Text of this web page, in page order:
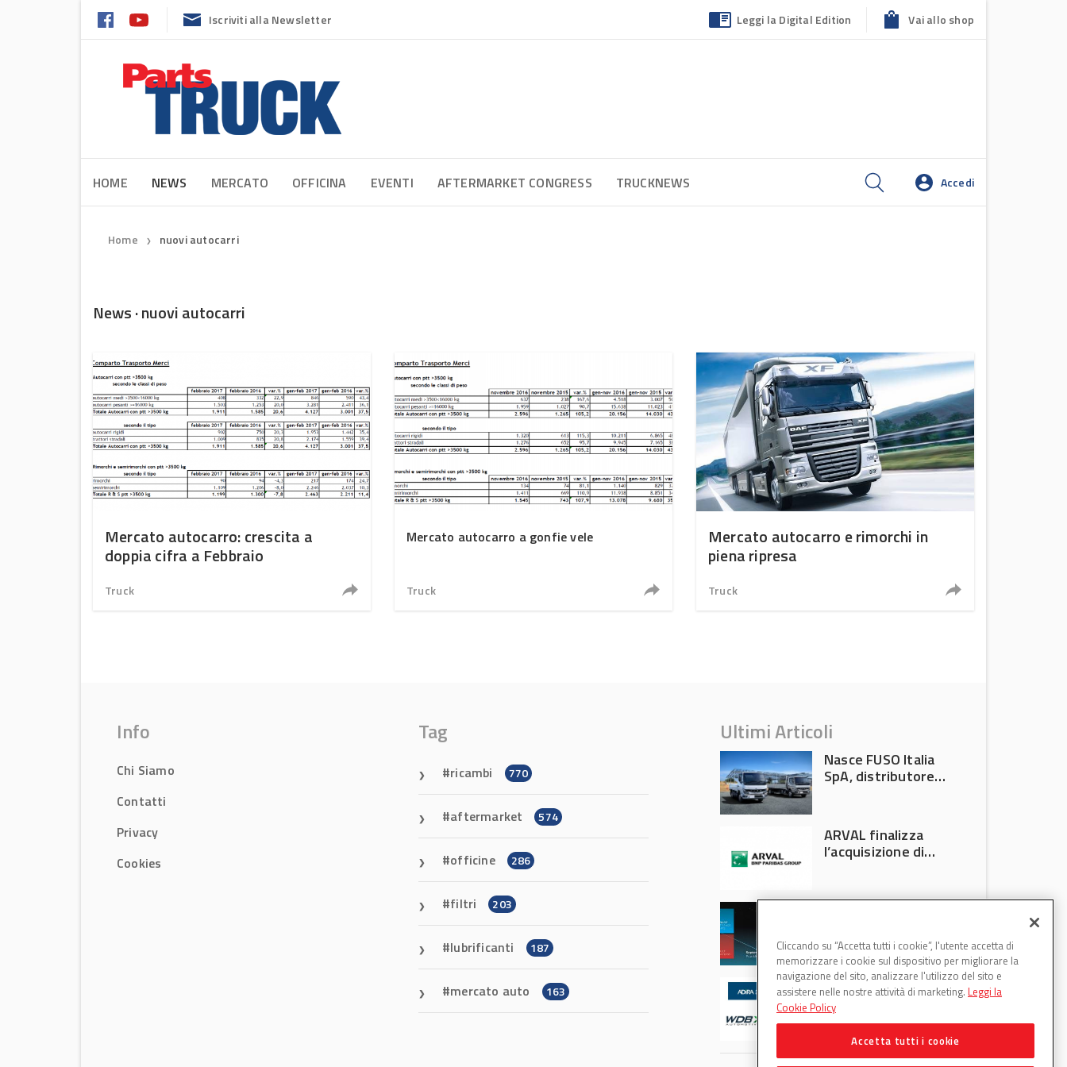
Iscriviti alla Newsletter Leggi la Digital Edition Vai allo shop
HOME NEWS MERCATO OFFICINA EVENTI AFTERMARKET CONGRESS TRUCKNEWS Accedi
Home ❯ nuovi autocarri
News · nuovi autocarri
Mercato autocarro: crescita a
doppia cifra a Febbraio
Truck
Mercato autocarro a gonfie vele
Truck
Mercato autocarro e rimorchi in
piena ripresa
Truck
Info
Chi Siamo
Contatti
Privacy
Cookies
Tag
ricambi 770
aftermarket 574
officine 286
filtri 203
lubrificanti 187
mercato auto 163
Ultimi Articoli
Nasce FUSO Italia
SpA, distributore
ARVAL finalizza
l’acquisizione di
Francoforte 2026
WDB Automotive
(Axitecnica) e Di.Pa.
Sport entrano in
ADIRA
Cliccando su “Accetta tutti i cookie”, l'utente accetta di
memorizzare i cookie sul dispositivo per migliorare la
navigazione del sito, analizzare l'utilizzo del sito e
assistere nelle nostre attività di marketing. Leggi la
Cookie Policy
Accetta tutti i cookie